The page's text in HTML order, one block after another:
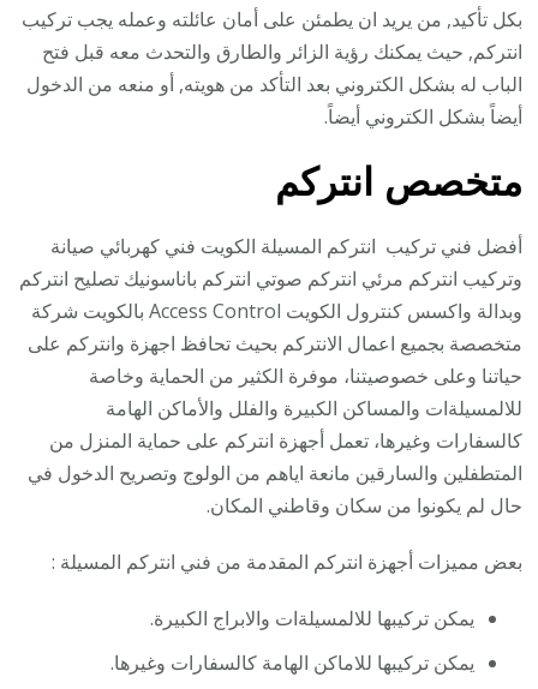
بكل تأكيد, من يريد ان يطمئن على أمان عائلته وعمله يجب تركيب
انتركم, حيث يمكنك رؤية الزائر والطارق والتحدث معه قبل فتح
الباب له بشكل الكتروني بعد التأكد من هويته, أو منعه من الدخول
أيضاً بشكل الكتروني أيضاً.
متخصص انتركم
أفضل فني تركيب انتركم المسيلة الكويت فني كهربائي صيانة
وتركيب انتركم مرئي انتركم صوتي انتركم باناسونيك تصليح انتركم
وبدالة واكسس كنترول الكويت Access Control بالكويت شركة
متخصصة بجميع اعمال الانتركم بحيث تحافظ اجهزة وانتركم على
حياتنا وعلى خصوصيتنا، موفرة الكثير من الحماية وخاصة
للالمسيلةات والمساكن الكبيرة والفلل والأماكن الهامة
كالسفارات وغيرها، تعمل أجهزة انتركم على حماية المنزل من
المتطفلين والسارقين مانعة اياهم من الولوج وتصريح الدخول في
حال لم يكونوا من سكان وقاطني المكان.
بعض مميزات أجهزة انتركم المقدمة من فني انتركم المسيلة :
يمكن تركيبها للالمسيلةات والابراج الكبيرة.
يمكن تركيبها للاماكن الهامة كالسفارات وغيرها.